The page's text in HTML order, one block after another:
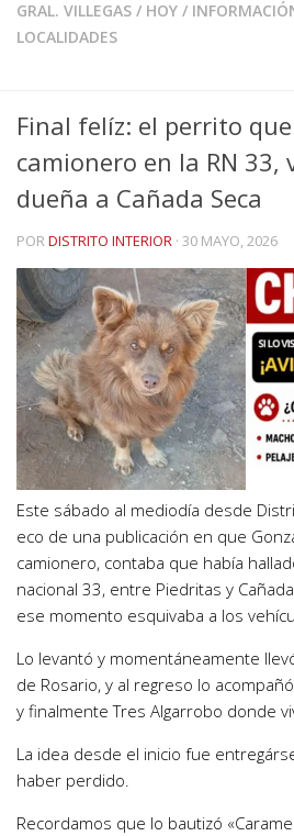
GRAL. VILLEGAS / HOY /
LOCALIDADES
Final felíz: el perrito
camionero en la RN 33,
dueña a Cañada Seca
PORDISTRITO INTERIOR · 30 MAYO, 2026
Este sábado al mediodía desde
eco de una publicación en que
camionero, contaba que había
nacional 33, entre Piedritas y
ese momento esquivaba a los
Lo levantó y momentáneamente
de Rosario, y al regreso lo
y finalmente Tres Algarrobo donde
La idea desde el inicio fue
haber perdido.
Recordamos que lo bautizó